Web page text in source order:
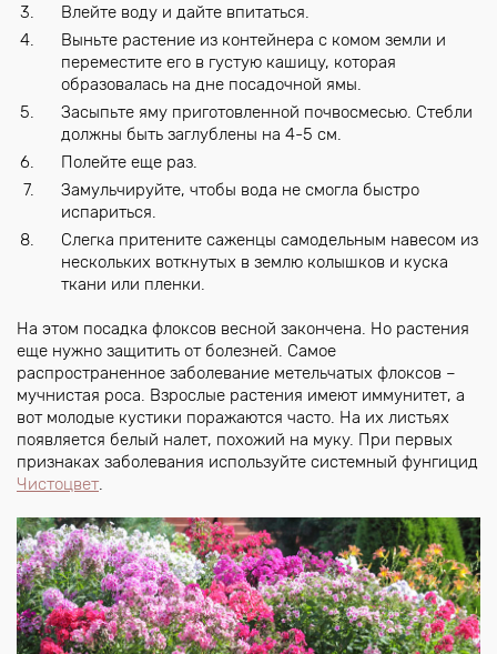
Влейте воду и дайте впитаться.
Выньте растение из контейнера с комом земли и
переместите его в густую кашицу, которая
образовалась на дне посадочной ямы.
Засыпьте яму приготовленной почвосмесью. Стебли
должны быть заглублены на 4-5 см.
Полейте еще раз.
Замульчируйте, чтобы вода не смогла быстро
испариться.
Слегка притените саженцы самодельным навесом из
нескольких воткнутых в землю колышков и куска
ткани или пленки.
На этом посадка флоксов весной закончена. Но растения
еще нужно защитить от болезней. Самое
распространенное заболевание метельчатых флоксов –
мучнистая роса. Взрослые растения имеют иммунитет, а
вот молодые кустики поражаются часто. На их листьях
появляется белый налет, похожий на муку. При первых
признаках заболевания используйте системный фунгицид
Чистоцвет.